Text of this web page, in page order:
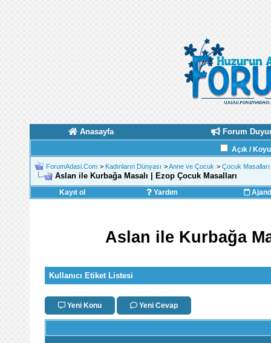
Anasayfa Forum
Açık /
ForumAdasi.Com > Kadınların Dünyası >Anne ve Çocuk > Çocuk Masalları
Aslan ile Kurbağa Masalı | Ezop Çocuk Masalları
Kayıt ol Yardım
Aslan ile Kurbağa
Kullanıcı Etiket Listesi
Yeni Konu Yeni Cevap